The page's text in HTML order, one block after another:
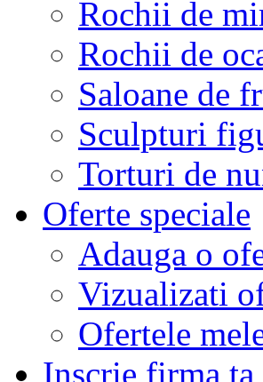
Rochii de
Rochii de
Saloane de
Sculpturi
Torturi de
Oferte speciale
Adauga o
Vizualizati
Ofertele
Inscrie firma ta